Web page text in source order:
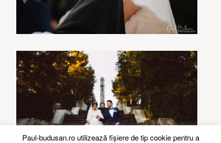
Paul-budusan.ro utilizează fişiere de tip cookie pentru a